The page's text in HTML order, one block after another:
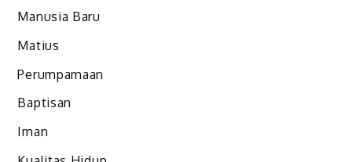
Manusia Baru
Matius
Perumpamaan
Baptisan
Iman